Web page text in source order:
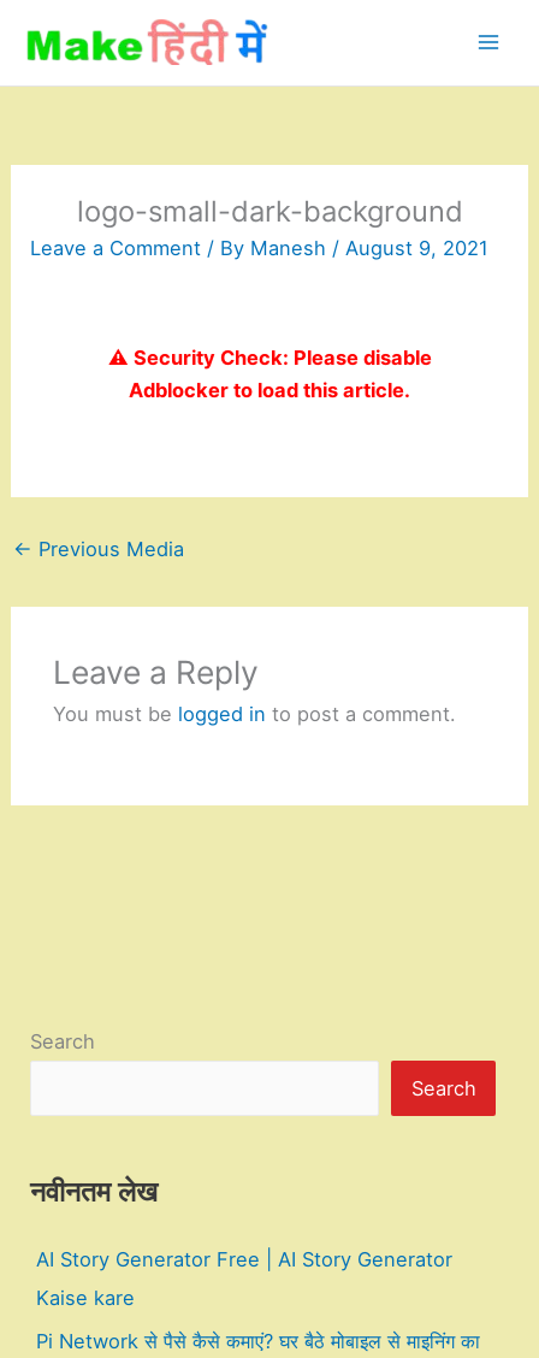
content
logo-small-dark-background
Leave a Comment / By Manesh / August 9, 2021
⚠️ Security Check: Please disable
Adblocker to load this article.
← Previous Media
Leave a Reply
You must be logged in to post a comment.
Search
Search
नवीनतम लेख
AI Story Generator Free | AI Story Generator
Kaise kare
Pi Network से पैसे कैसे कमाएं? घर बैठे मोबाइल से माइनिंग का